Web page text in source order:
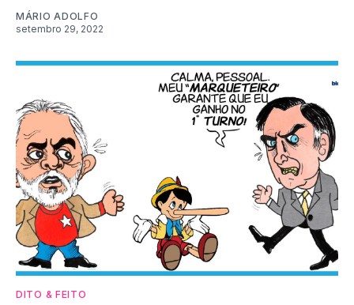
MÁRIO ADOLFO
setembro 29, 2022
DITO & FEITO